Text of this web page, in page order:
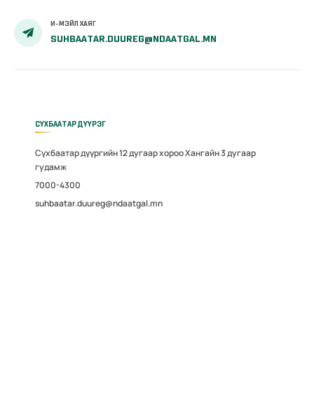
И-МЭЙЛ ХАЯГ
SUHBAATAR.DUUREG@NDAATGAL.MN
СҮХБААТАР ДҮҮРЭГ
Сүхбаатар дүүргийн 12 дугаар хороо Хангайн 3 дугаар
гудамж
7000-4300
suhbaatar.duureg@ndaatgal.mn